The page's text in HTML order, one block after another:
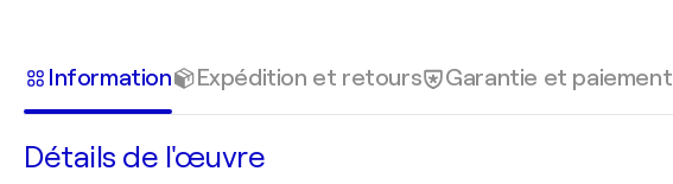
Information Expédition et retours Garantie et paiement
Détails de l'œuvre